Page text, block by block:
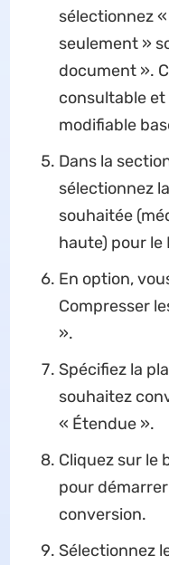
sélectionnez
seulement »
document ».
consultable et
modifiable
Dans la
sélectionnez
souhaitée
haute) pour le
En option,
Compresser
».
Spécifiez la
souhaitez
« Étendue ».
Cliquez sur le
pour
conversion.
Sélectionnez